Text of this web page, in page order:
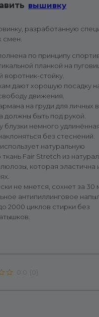
вышивку
разработанную
смен.
по принципу
планкой на
воротник-стойку.
дают хорошую посадку
движения.
на груди для личных
должны быть под рукой.
блузки немного
без стеснений.
натуральную
Fair Stretch из
которая эластична
не мнется, сохнет за 30
антипиллинговое
2000 циклов стирки без